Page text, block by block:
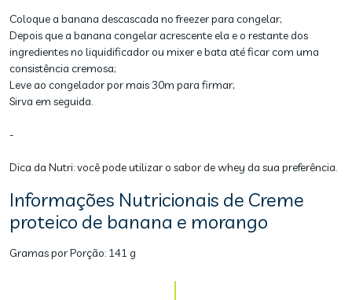
Coloque a banana descascada no freezer para congelar;
Depois que a banana congelar acrescente ela e o restante dos
ingredientes no liquidificador ou mixer e bata até ficar com uma
consistência cremosa;
Leve ao congelador por mais 30m para firmar;
Sirva em seguida.
-
Dica da Nutri: você pode utilizar o sabor de whey da sua preferência.
Informações Nutricionais de Creme
proteico de banana e morango
Gramas por Porção: 141 g